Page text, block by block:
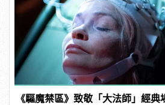
《驅魔禁區》致敬「大法師」經典